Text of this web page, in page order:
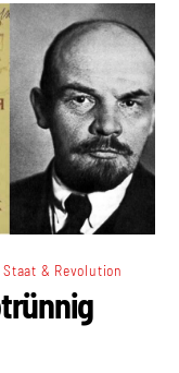
,Staat & Revolution